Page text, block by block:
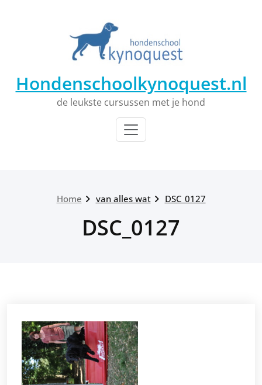
Hondenschoolkynoquest.nl
de leukste cursussen met je hond
Home van alles wat DSC_0127
DSC_0127